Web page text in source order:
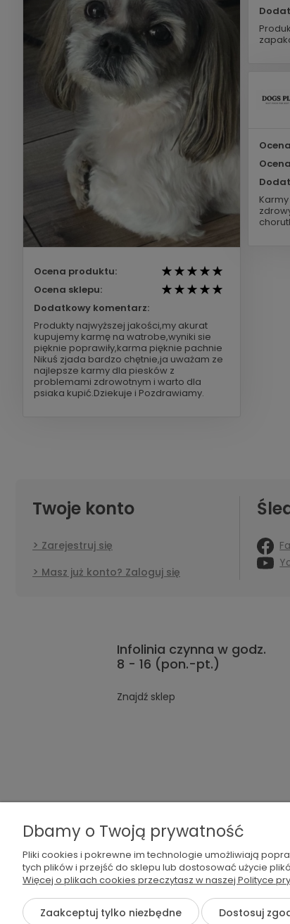
Ocena produktu:
Ocena sklepu:
Dodatkowy komentarz:
Produkty najwyższej jakości,my akurat
kupujemy karmę na watrobe,wyniki sie
pięknie poprawiły,karma pięknie pachnie
Nikuś zjada bardzo chętnie,ja uważam ze
najlepsze karmy dla piesków z
problemami zdrowotnym i warto dla
psiaka kupić.Dziekuje i Pozdrawiamy.
Twoje konto
Zarejestruj się
Masz już konto? Zaloguj się
Infolinia czynna w godz.
8 - 16 (pon.-pt.)
Znajdź sklep
536 042 061
Dbamy o Twoją prywatność
Pliki cookies i pokrewne im technologie umożliwiają
tych plików i przejść do sklepu lub dostosować użycie
Więcej o plikach cookies przeczytasz w naszej Polityce
Zaakceptuj tylko niezbędne Dostosuj